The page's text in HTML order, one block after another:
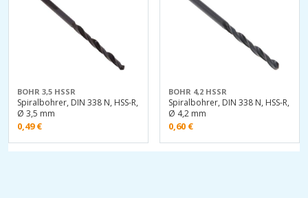
BOHR 3,5 HSSR
Spiralbohrer, DIN 338 N, HSS-R,
Ø 3,5 mm
0,49€
BOHR 4,2 HSSR
Spiralbohrer, DIN 338 N, HSS-R,
Ø 4,2 mm
0,60 €